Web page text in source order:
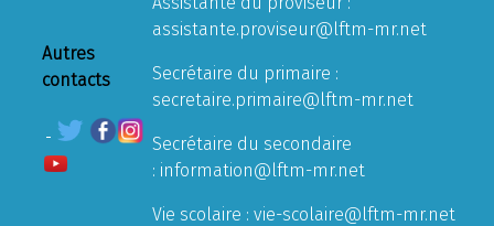
Autres
contacts
assistante.proviseur@lftm-mr.net
Secrétaire du primaire :
secretaire.primaire@lftm-mr.net
Secrétaire du secondaire
: information@lftm-mr.net
Vie scolaire : vie-scolaire@lftm-mr.net